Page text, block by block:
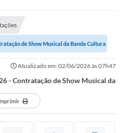
de Show Musical da Banda Cultura
Atualizado em: 02/06/2026 às 07h47
- Contratação de Show Musical da